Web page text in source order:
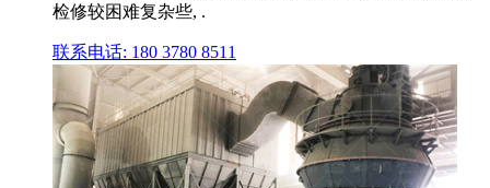
检修较困难复杂些, .
联系电话: 180 3780 8511